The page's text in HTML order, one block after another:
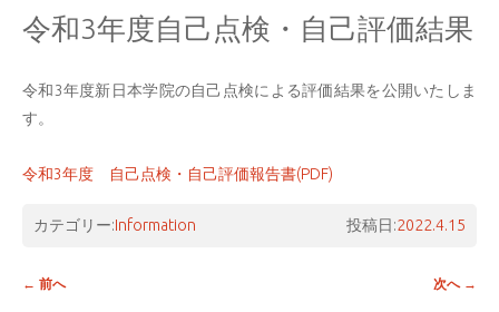
令和3年度自己点検・自己評価結果
令和3年度新日本学院の自己点検による評価結果を公開いたしま
す。
令和3年度 自己点検・自己評価報告書(PDF)
カテゴリー:Information 投稿日:2022.4.15
投稿ナビゲーション
← 前へ 次へ →